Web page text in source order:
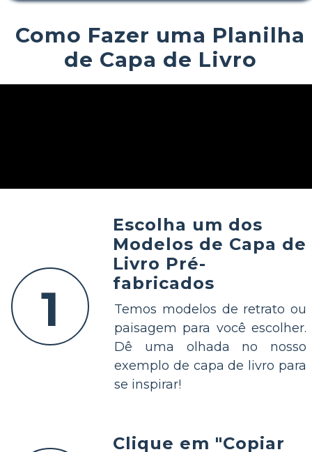
Como Fazer uma Planilha
de Capa de Livro
1
Escolha um dos
Modelos de Capa de
Livro Pré-
fabricados
Temos modelos de retrato ou
paisagem para você escolher.
Dê uma olhada no nosso
exemplo de capa de livro para
se inspirar!
Clique em "Copiar